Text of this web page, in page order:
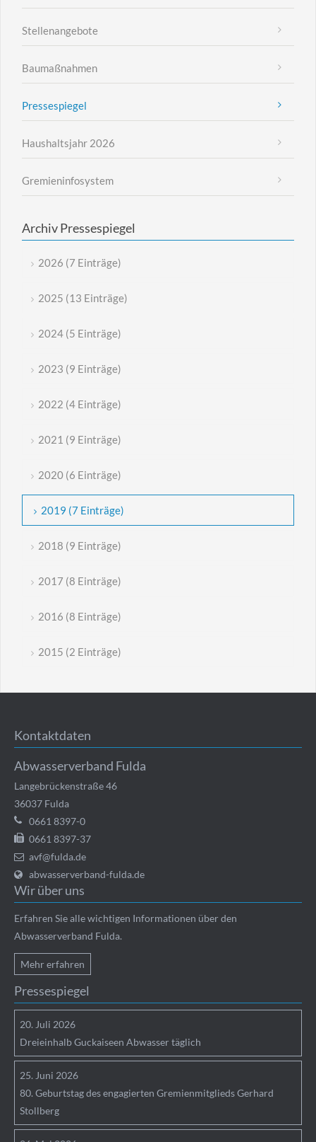
Stellenangebote
Baumaßnahmen
Pressespiegel
Haushaltsjahr 2026
Gremieninfosystem
Archiv Pressespiegel
2026 (7 Einträge)
2025 (13 Einträge)
2024 (5 Einträge)
2023 (9 Einträge)
2022 (4 Einträge)
2021 (9 Einträge)
2020 (6 Einträge)
2019 (7 Einträge)
2018 (9 Einträge)
2017 (8 Einträge)
2016 (8 Einträge)
2015 (2 Einträge)
Kontaktdaten
Abwasserverband Fulda
Langebrückenstraße 46
36037 Fulda
0661 8397-0
0661 8397-37
avf@fulda.de
abwasserverband-fulda.de
Wir über uns
Erfahren Sie alle wichtigen Informationen über den
Abwasserverband Fulda.
Mehr erfahren
Pressespiegel
20. Juli 2026
Dreieinhalb Guckaiseen Abwasser täglich
25. Juni 2026
80. Geburtstag des engagierten Gremienmitglieds Gerhard
Stollberg